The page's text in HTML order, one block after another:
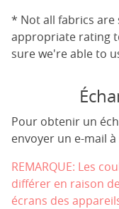
* Not all fabrics
appropriate rating
sure we're able to
Pour obtenir un
envoyer un e-mail à
REMARQUE: Les
différer en raison
écrans des